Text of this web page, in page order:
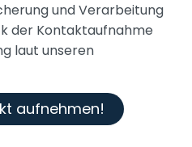
und Verarbeitung
der Kontaktaufnahme
laut unseren
aufnehmen!